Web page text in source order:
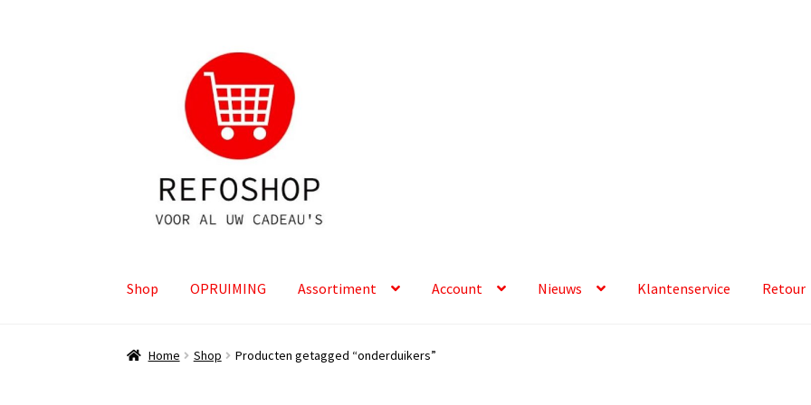
Shop OPRUIMING Assortiment Account Nieuws Klantenservice Retour
Home Shop Producten getagged “onderduikers”